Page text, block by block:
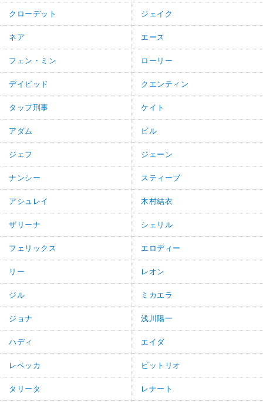
クローデット ジェイク
ネア エース
フェン・ミン ローリー
デイビッド クエンティン
タップ刑事 ケイト
アダム ビル
ジェフ ジェーン
ナンシー スティーブ
アシュレイ 木村結衣
ザリーナ シェリル
フェリックス エロディー
リー レオン
ジル ミカエラ
ジョナ 浅川陽一
ハディ エイダ
レベッカ ビットリオ
タリータ レナート